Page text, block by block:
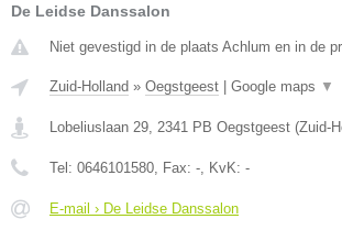
De Leidse Danssalon
Niet gevestigd in de plaats Achlum en in de
Zuid-Holland » Oegstgeest | Google maps ▼
Lobeliuslaan 29 2341 PB Oegstgeest (Zuid-
Tel: 0646101580 , Fax: - , KvK: -
E-mail › De Leidse Danssalon